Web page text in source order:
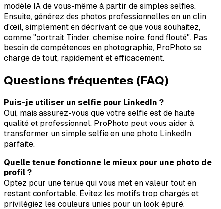
modèle IA de vous-même à partir de simples selfies.
Ensuite, générez des photos professionnelles en un clin
d'œil, simplement en décrivant ce que vous souhaitez,
comme "portrait Tinder, chemise noire, fond flouté". Pas
besoin de compétences en photographie, ProPhoto se
charge de tout, rapidement et efficacement.
Questions fréquentes (FAQ)
Puis-je utiliser un selfie pour LinkedIn ?
Oui, mais assurez-vous que votre selfie est de haute
qualité et professionnel. ProPhoto peut vous aider à
transformer un simple selfie en une photo LinkedIn
parfaite.
Quelle tenue fonctionne le mieux pour une photo de
profil ?
Optez pour une tenue qui vous met en valeur tout en
restant confortable. Évitez les motifs trop chargés et
privilégiez les couleurs unies pour un look épuré.